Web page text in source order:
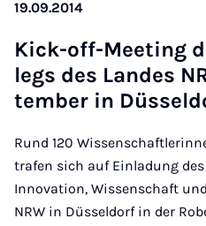
19.09.2014
Kick-off-Mee­ting
legs des Lan­des
tem­ber in
Rund 120
trafen sich auf Einladung
Innovation, Wissenschaft
NRW in Düsseldorf in der